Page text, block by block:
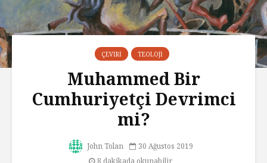
ÇEVIRI TEOLOJI
Muhammed Bir
Cumhuriyetçi Devrimci
mi?
John Tolan
30 Ağustos 2019